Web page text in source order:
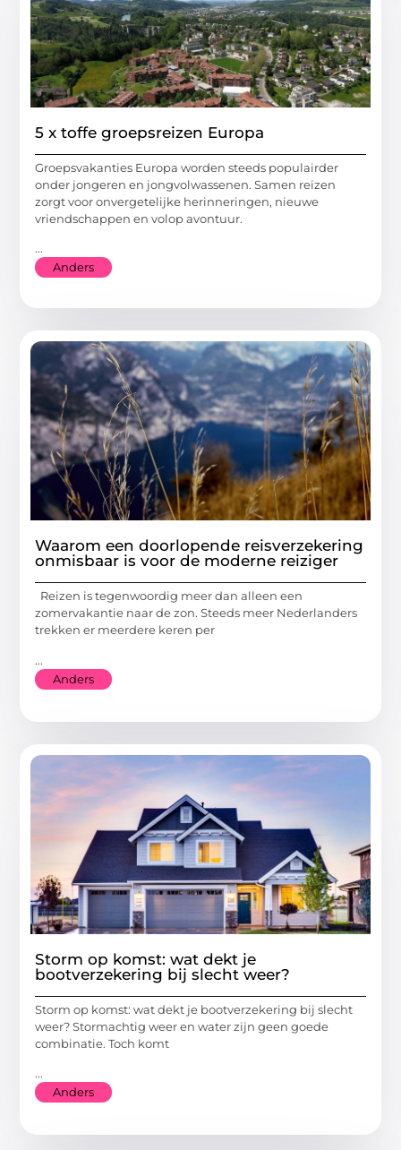
5 x toffe groepsreizen Europa
Groepsvakanties Europa worden steeds populairder
onder jongeren en jongvolwassenen. Samen reizen
zorgt voor onvergetelijke herinneringen, nieuwe
vriendschappen en volop avontuur.
...
Anders
Waarom een doorlopende reisverzekering
onmisbaar is voor de moderne reiziger
Reizen is tegenwoordig meer dan alleen een
zomervakantie naar de zon. Steeds meer Nederlanders
trekken er meerdere keren per
...
Anders
Storm op komst: wat dekt je
bootverzekering bij slecht weer?
Storm op komst: wat dekt je bootverzekering bij slecht
weer? Stormachtig weer en water zijn geen goede
combinatie. Toch komt
...
Anders